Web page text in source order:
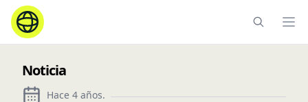
Noticia
Hace 4 años.